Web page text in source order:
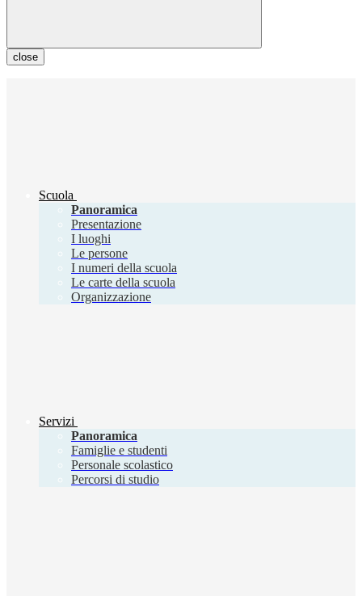
close
Scuola
Panoramica
Presentazione
I luoghi
Le persone
I numeri della scuola
Le carte della scuola
Organizzazione
Servizi
Panoramica
Famiglie e studenti
Personale scolastico
Percorsi di studio